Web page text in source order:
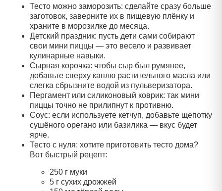
Тесто можно заморозить: сделайте сразу больше
заготовок, заверните их в пищевую плёнку и
храните в морозилке до месяца.
Детский праздник: пусть дети сами собирают
свои мини пиццы — это весело и развивает
кулинарные навыки.
Сырная корочка: чтобы сыр был румянее,
добавьте сверху каплю растительного масла или
слегка сбрызните водой из пульверизатора.
Пергамент или силиконовый коврик: так мини
пиццы точно не прилипнут к противню.
Соус: если используете кетчуп, добавьте щепотку
сушёного орегано или базилика — вкус будет
ярче.
Тесто с нуля: хотите приготовить тесто дома?
Вот быстрый рецепт:
250 г муки
5 г сухих дрожжей